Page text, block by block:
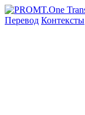
Перевод Контексты